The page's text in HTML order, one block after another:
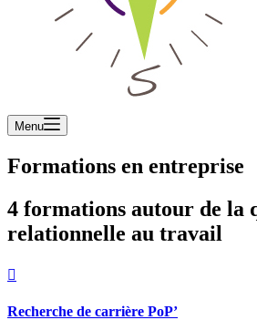
Menu
Formations en entreprise
4 formations autour de la
relationnelle au travail

Recherche de carrière PoP’